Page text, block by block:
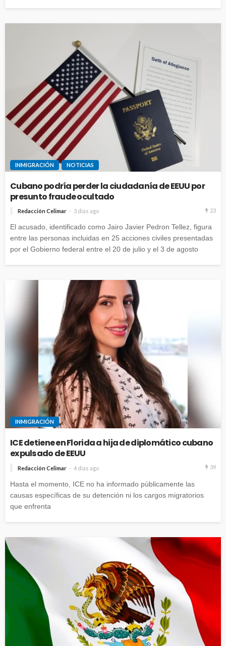
INMIGRACIÓN NOTICIAS
Cubano podría perder la ciudadanía de EEUU por
presunto fraude ocultado
Redacción Celimar 3 días ago 23
El acusado, identificado como Jairo Javier Pedron Tellez, figura
entre las personas incluidas en 25 acciones civiles presentadas
por el Gobierno federal entre el 20 de julio y el 3 de agosto
INMIGRACIÓN
ICE detiene en Florida a hija de diplomático cubano
expulsado de EEUU
Redacción Celimar 4 días ago 39
Hasta el momento, ICE no ha informado públicamente las
causas específicas de su detención ni los cargos migratorios
que enfrenta